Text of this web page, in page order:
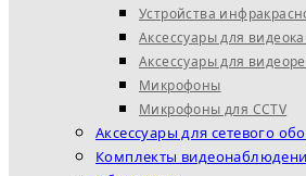
Устройства
Аксессуары для
Аксессуары для
Микрофоны
Микрофоны для CCTV
Аксессуары для сетевого
Комплекты